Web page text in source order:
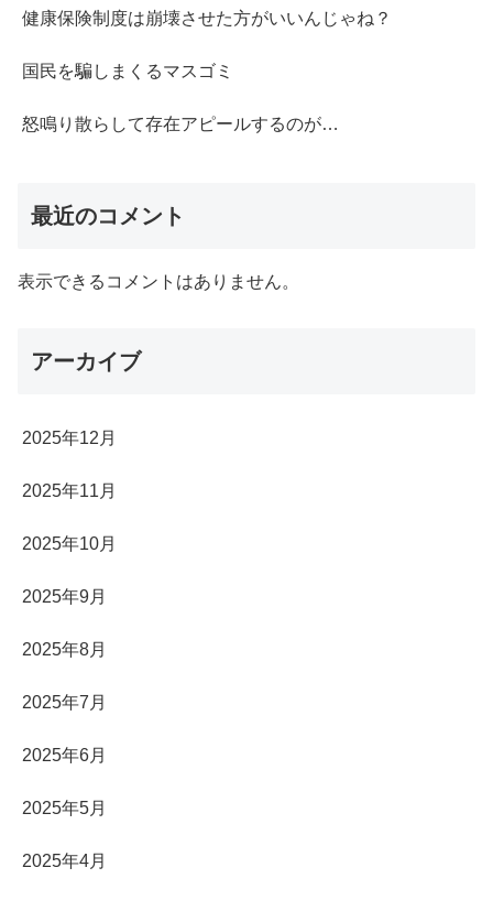
健康保険制度は崩壊させた方がいいんじゃね？
国民を騙しまくるマスゴミ
怒鳴り散らして存在アピールするのが…
最近のコメント
表示できるコメントはありません。
アーカイブ
2025年12月
2025年11月
2025年10月
2025年9月
2025年8月
2025年7月
2025年6月
2025年5月
2025年4月